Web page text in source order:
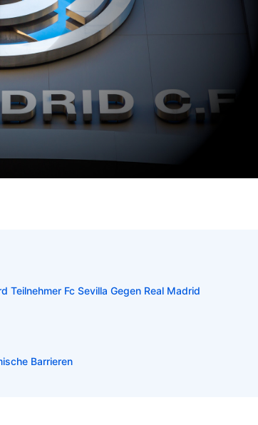
Teilnehmer Fc Sevilla Gegen Real Madrid
Barrieren